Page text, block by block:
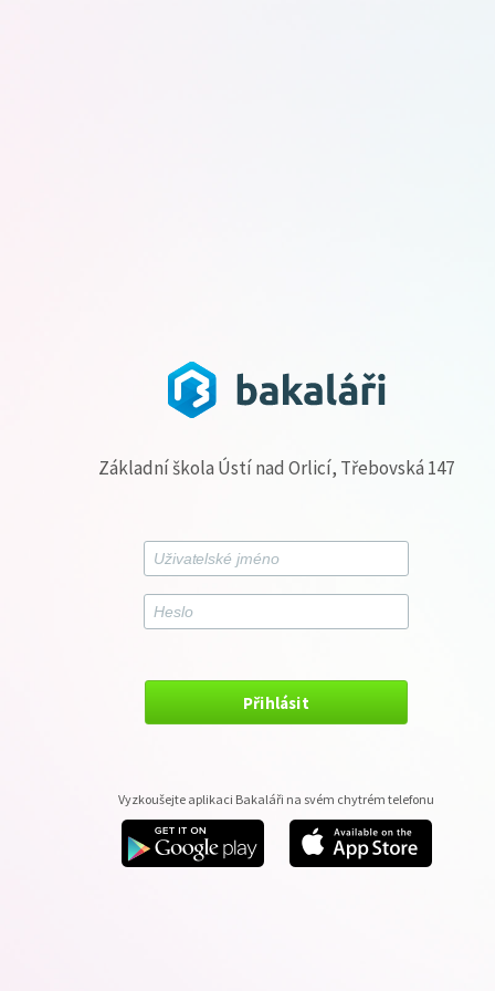
Základní škola Ústí nad Orlicí, Třebovská 147
Přihlásit
Vyzkoušejte aplikaci Bakaláři na svém chytrém telefonu